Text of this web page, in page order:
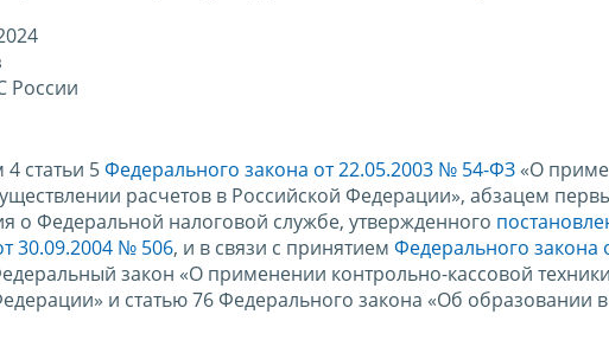
России
4 статьи 5Федерального закона от 22.05.2003 № 54-ФЗ «О
расчетов в Российской Федерации», абзацем
о Федеральной налоговой службе, утвержденного
30.09.2004 № 506, и в связи с принятием Федерального закона
закон «О применении контрольно-кассовой
и статью 76 Федерального закона «Об образовании